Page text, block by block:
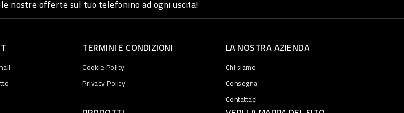
le nostre offerte sul tuo telefonino ad ogni uscita!
TERMINI E CONDIZIONI
Cookie Policy
Privacy Policy
LA NOSTRA AZIENDA
Chi siamo
Consegna
Contattaci